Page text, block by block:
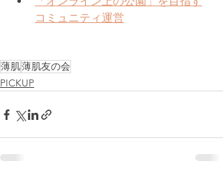
コミュニティ運営
薄肌薄肌友の会
PICKUP